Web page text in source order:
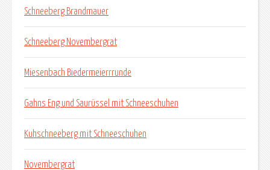
Schneeberg Brandmauer
Schneeberg Novembergrat
Miesenbach Biedermeierrrunde
Gahns Eng und Saurüssel mit Schneeschuhen
Kuhschneeberg mit Schneeschuhen
Novembergrat